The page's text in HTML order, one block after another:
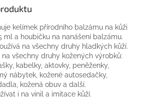
kelímek přírodního balzámu na kůži
ml a houbičku na nanášení balzámu.
na všechny druhy hladkých kůží.
na všechny druhy kožených výrobků:
kabelky, aktovky, peněženky,
nábytek, kožené autosedačky,
kožená obuv a další.
i na vinil a imitace kůží.